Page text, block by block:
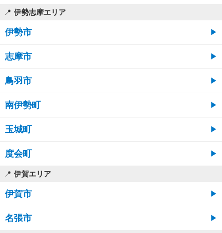
伊勢志摩エリア
伊勢市
志摩市
鳥羽市
南伊勢町
玉城町
度会町
伊賀エリア
伊賀市
名張市